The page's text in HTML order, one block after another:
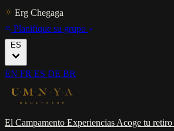
Erg Chegaga
Planifique su grupo
ES
EN FR ES DE BR
El Campamento Experiencias Acoge tu retiro